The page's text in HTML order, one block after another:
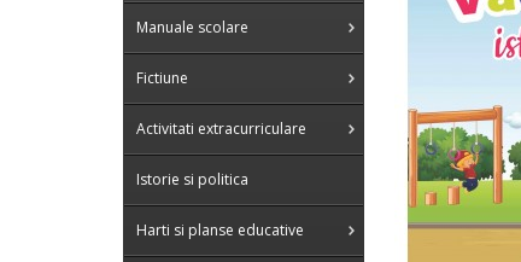
Manuale scolare
Fictiune
Activitati extracurriculare
Istorie si politica
Harti si planse educative